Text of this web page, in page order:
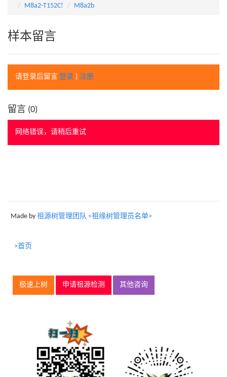
M8a2-T152C!
M8a2b
样本留言
请登录后留言 登录 注册
留言 (0)
网络错误，请稍后重试
Made by 祖源树管理团队 <祖缘树管理员名单>
>首页
极速上树 申请祖源检测 其他咨询